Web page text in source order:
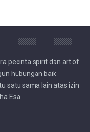
pecinta spirit dan art of
hubungan baik
satu sama lain atas izin
Esa.